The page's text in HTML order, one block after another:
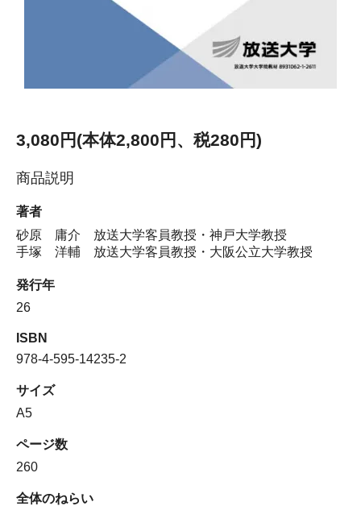
3,080円(本体2,800円、税280円)
商品説明
著者
砂原 庸介 放送大学客員教授・神戸大学教授
手塚 洋輔 放送大学客員教授・大阪公立大学教授
発行年
26
ISBN
978-4-595-14235-2
サイズ
A5
ページ数
260
全体のねらい